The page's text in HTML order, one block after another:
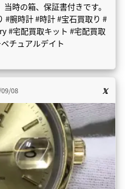
時の箱、保証書付きです。
#腕時計 #時計 #宝石買取り #
#宅配買取キット #宅配買取
チュアルデイト
08